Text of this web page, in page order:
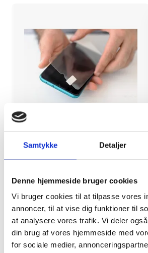
Samtykke Detaljer
Denne hjemmeside bruger cookies
Vi bruger cookies til at tilpasse vores
annoncer, til at vise dig funktioner til
at analysere vores trafik. Vi deler
din brug af vores hjemmeside med
for sociale medier,
Montering (OBS.
skærmbeskyttelse IKKE
99 kr. TILFØJ